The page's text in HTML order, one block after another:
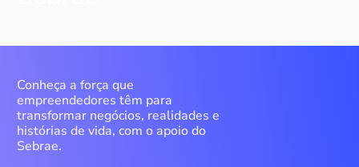
Conheça a força que
empreendedores têm para
transformar negócios, realidades e
histórias de vida, com o apoio do
Sebrae.